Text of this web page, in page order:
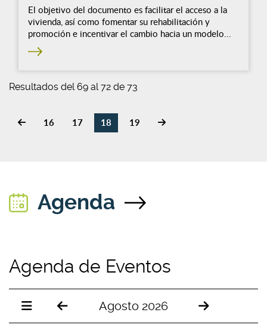
El objetivo del documento es facilitar el acceso a la
vivienda, así como fomentar su rehabilitación y
promoción e incentivar el cambio hacia un modelo...
Resultados del 69 al 72 de 73
16 17 18 19
Agenda
Agenda de Eventos
Agosto 2026